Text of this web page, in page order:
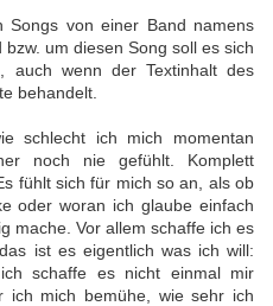
Songs von einer Band namens
um diesen Song soll es sich
auch wenn der Textinhalt des
behandelt.
schlecht ich mich momentan
noch nie gefühlt. Komplett
fühlt sich für mich so an, als ob
oder woran ich glaube einfach
mache. Vor allem schaffe ich es
ist es eigentlich was ich will:
schaffe es nicht einmal mir
ich mich bemühe, wie sehr ich